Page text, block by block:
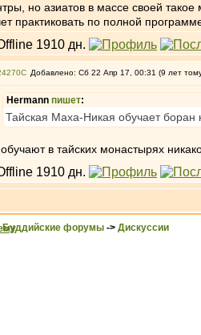
но азиатов в массе своей
практиковать по полной
Добавлено: Сб 22 Апр 17, 00:31 (9 лет
Hermann пишет:
Тайская Маха-Никая обучает боран
в тайских монастырях
Буддийские форумы -> Дискуссии